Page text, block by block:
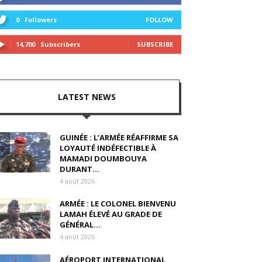
0 Followers FOLLOW
14,700 Subscribers SUBSCRIBE
LATEST NEWS
GUINÉE : L’ARMÉE RÉAFFIRME SA
LOYAUTÉ INDÉFECTIBLE À
MAMADI DOUMBOUYA
DURANT...
4 août 2026
ARMÉE : LE COLONEL BIENVENU
LAMAH ÉLEVÉ AU GRADE DE
GÉNÉRAL...
4 août 2026
AÉROPORT INTERNATIONAL